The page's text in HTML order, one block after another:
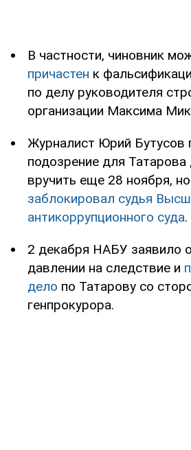
В частности, чиновник
причастен к
по делу руководителя
организации Максима
Журналист Юрий Бутусов
подозрение для
вручить еще 28 ноября,
заблокировал судья
антикоррупционного суда.
2 декабря НАБУ заявило
давлении на следствие и
дело по Татарову со
генпрокурора.